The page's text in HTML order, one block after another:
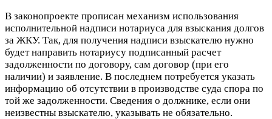
В законопроекте прописан механизм использования
исполнительной надписи нотариуса для взыскания долгов
за ЖКУ. Так, для получения надписи взыскателю нужно
будет направить нотариусу подписанный расчет
задолженности по договору, сам договор (при его
наличии) и заявление. В последнем потребуется указать
информацию об отсутствии в производстве суда спора по
той же задолженности. Сведения о должнике, если они
неизвестны взыскателю, указывать не обязательно.